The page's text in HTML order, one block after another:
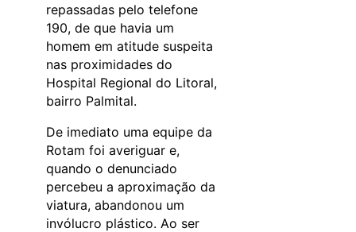
repassadas pelo telefone
190, de que havia um
homem em atitude suspeita
nas proximidades do
Hospital Regional do Litoral,
bairro Palmital.
De imediato uma equipe da
Rotam foi averiguar e,
quando o denunciado
percebeu a aproximação da
viatura, abandonou um
invólucro plástico. Ao ser